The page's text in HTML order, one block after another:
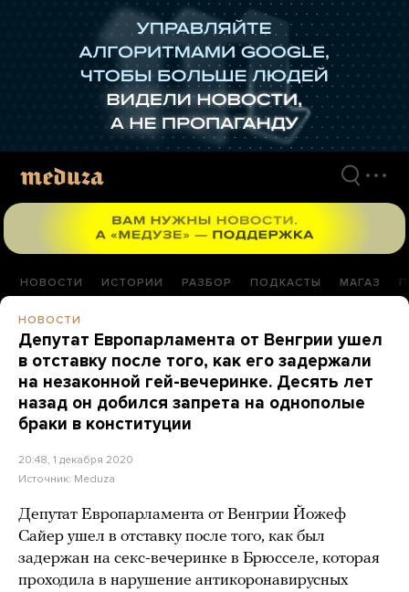
НОВОСТИ ИСТОРИИ РАЗБОР ПОДКАСТЫ МАГАЗ
НОВОСТИ
Депутат Европарламента от Венгрии ушел
в отставку после того, как его задержали
на незаконной гей-вечеринке. Десять лет
назад он добился запрета на однополые
браки в конституции
20:48, 1 декабря 2020
Источник: Meduza
Депутат Европарламента от Венгрии Йожеф
Сайер ушел в отставку после того, как был
задержан на секс-вечеринке в Брюсселе, которая
проходила в нарушение антикоронавирусных